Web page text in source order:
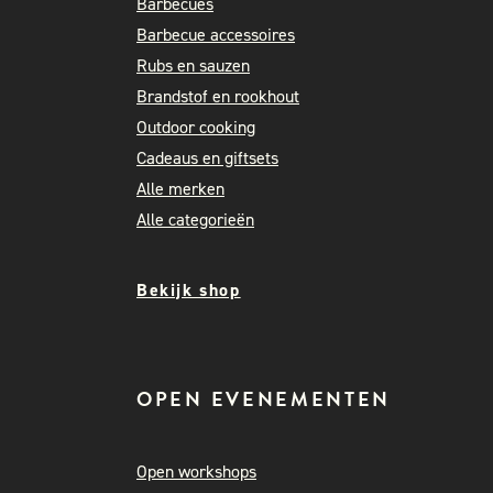
Barbecue accessoires
Rubs en sauzen
Brandstof en rookhout
Outdoor cooking
Cadeaus en giftsets
Alle merken
Alle categorieën
Bekijk shop
OPEN EVENEMENTEN
Open workshops